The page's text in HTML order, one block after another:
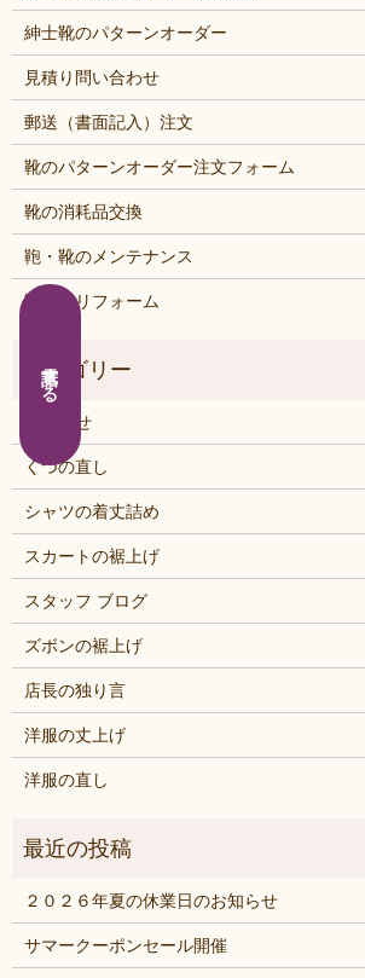
紳士靴のパターンオーダー
見積り問い合わせ
郵送（書面記入）注文
靴のパターンオーダー注文フォーム
靴の消耗品交換
鞄・靴のメンテナンス
鞄・靴リフォーム
お知らせ
くつの直し
シャツの着丈詰め
スカートの裾上げ
スタッフ ブログ
ズボンの裾上げ
店長の独り言
洋服の丈上げ
洋服の直し
２０２６年夏の休業日のお知らせ
サマークーポンセール開催
電話する